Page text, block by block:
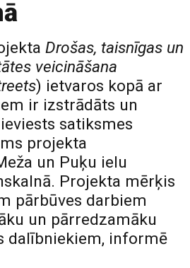
Drošas, taisnīgas un
veicināšana
) ietvaros kopā ar
ir izstrādāts un
satiksmes
projekta
un Puķu ielu
Projekta mērķis
pārbūves darbiem
un pārredzamāku
dalībniekiem, informē